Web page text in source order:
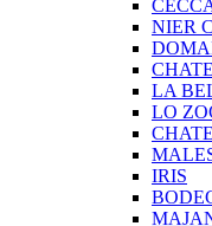
NIER
LA
LO
IRIS